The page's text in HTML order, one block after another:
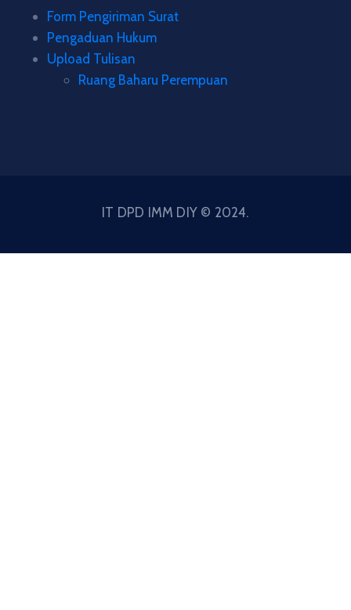
Form Pengiriman Surat
Pengaduan Hukum
Upload Tulisan
Ruang Baharu Perempuan
IT DPD IMM DIY © 2024.